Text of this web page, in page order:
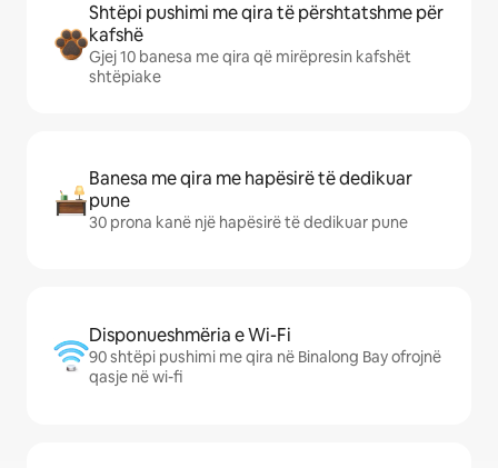
Shtëpi pushimi me qira të përshtatshme për
kafshë
Gjej 10 banesa me qira që mirëpresin kafshët
shtëpiake
Banesa me qira me hapësirë të dedikuar
pune
30 prona kanë një hapësirë të dedikuar pune
Disponueshmëria e Wi-Fi
90 shtëpi pushimi me qira në Binalong Bay ofrojnë
qasje në wi-fi